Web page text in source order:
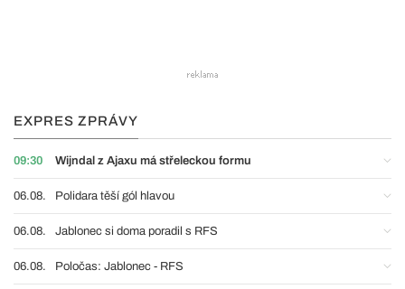
EXPRES ZPRÁVY
09:30 Wijndal z Ajaxu má střeleckou formu
06.08. Polidara těší gól hlavou
06.08. Jablonec si doma poradil s RFS
06.08. Poločas: Jablonec - RFS